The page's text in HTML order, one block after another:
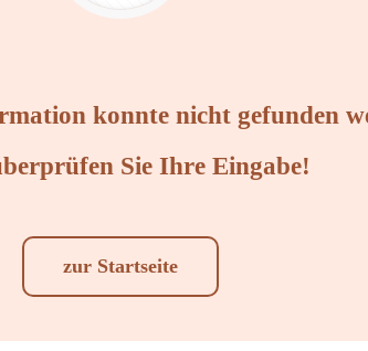
konnte nicht gefunden
Sie Ihre Eingabe!
zur Startseite